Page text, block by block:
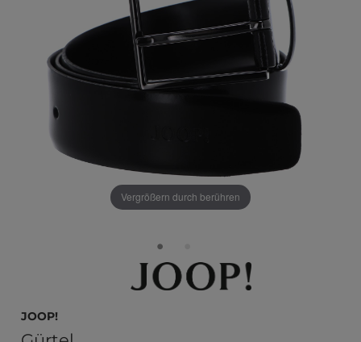
Vergrößern durch berühren
JOOP!